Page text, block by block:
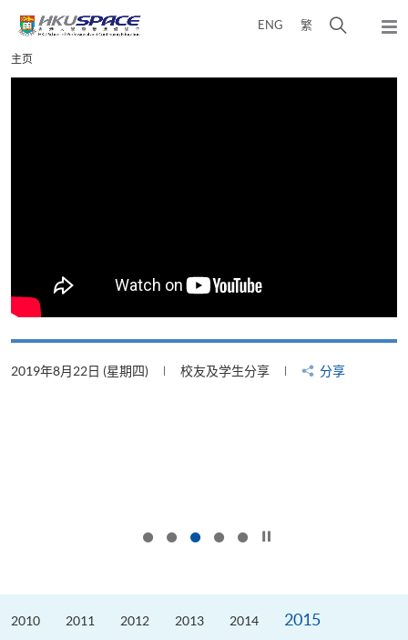
content
ENG 繁
弹
Main
content
主页
2019年8月22日 (星期四) 校友及学生分享 分享
2010 2011 2012 2013 2014 2015